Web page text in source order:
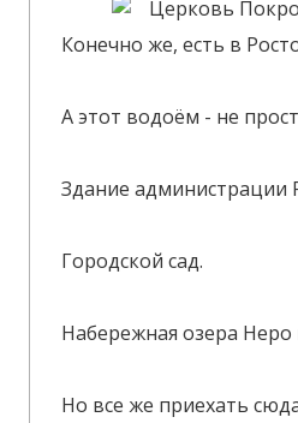
Конечно же, есть в
А этот водоём - не
Здание администрации
Городской сад.
Набережная озера Неро
Но все же приехать